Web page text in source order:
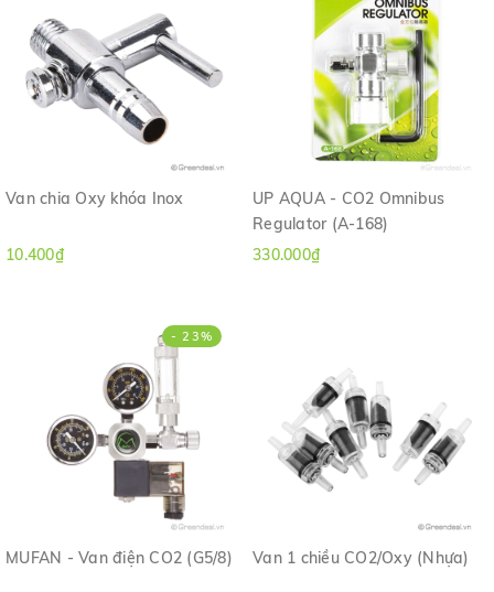
Van chia Oxy khóa Inox
10.400₫
UP AQUA - CO2 Omnibus
Regulator (A-168)
330.000₫
- 23%
MUFAN - Van điện CO2 (G5/8) Van 1 chiều CO2/Oxy (Nhựa)